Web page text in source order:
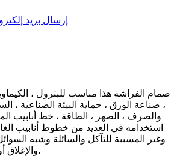
إرسال بريد
صمام الفراشة هذا مناسب للبترول ،
، صناعة الورق ، حماية البيئة الصناعية ،
والصرف ، الصهر ، الطاقة ، خط أنابيب
استخدامه في العديد من خطوط أنابيب
وغير المسببة للتآكل والسائلة وشبه
والإغلاق أو تنظيم تدفق القطع.